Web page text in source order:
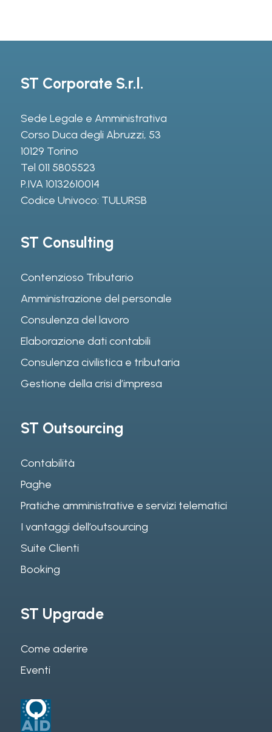
ST Corporate S.r.l.
Sede Legale e Amministrativa
Corso Duca degli Abruzzi, 53
10129 Torino
Tel 011 5805523
P.IVA 10132610014
Codice Univoco: TULURSB
ST Consulting
Contenzioso Tributario
Amministrazione del personale
Consulenza del lavoro
Elaborazione dati contabili
Consulenza civilistica e tributaria
Gestione della crisi d’impresa
ST Outsourcing
Contabilità
Paghe
Pratiche amministrative e servizi telematici
I vantaggi dell’outsourcing
Suite Clienti
Booking
ST Upgrade
Come aderire
Eventi